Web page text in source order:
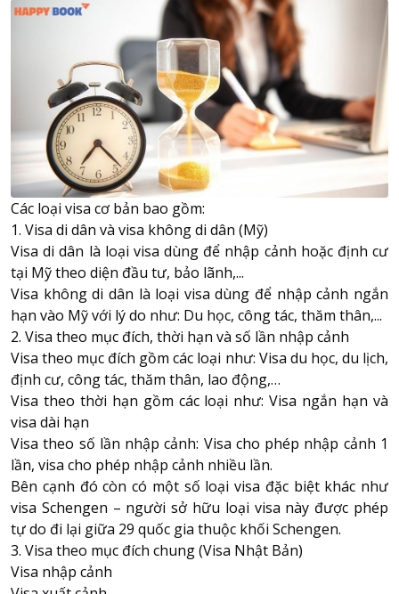
Các loại visa cơ bản bao gồm:
1. Visa di dân và visa không di dân (Mỹ)
Visa di dân là loại visa dùng để nhập cảnh hoặc định cư
tại Mỹ theo diện đầu tư, bảo lãnh,...
Visa không di dân là loại visa dùng để nhập cảnh ngắn
hạn vào Mỹ với lý do như: Du học, công tác, thăm thân,...
2. Visa theo mục đích, thời hạn và số lần nhập cảnh
Visa theo mục đích gồm các loại như: Visa du học, du lịch,
định cư, công tác, thăm thân, lao động,…
Visa theo thời hạn gồm các loại như: Visa ngắn hạn và
visa dài hạn
Visa theo số lần nhập cảnh: Visa cho phép nhập cảnh 1
lần, visa cho phép nhập cảnh nhiều lần.
Bên cạnh đó còn có một số loại visa đặc biệt khác như
visa Schengen – người sở hữu loại visa này được phép
tự do đi lại giữa 29 quốc gia thuộc khối Schengen.
3. Visa theo mục đích chung (Visa Nhật Bản)
Visa nhập cảnh